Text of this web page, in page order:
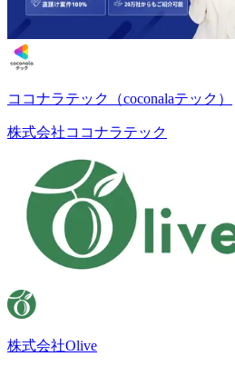
ココナラテック（coconalaテック）
株式会社ココナラテック
株式会社Olive